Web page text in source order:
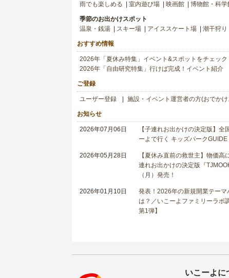
雨でも楽しめる
室内遊び場 映画館 博物館・科学
季節のお出かけスポット
温泉・銭湯
スキー場 アイススケート場 潮干狩り
おすすめ情報
2026年「夏休み特集」イベント&スポットをチェック
2026年「自由研究特集」行けば完成！イベント紹介
ご登録
ユーザー登録 施設・イベント運営者の方(おでか
お知らせ
2026年07月06日
【子連れお出かけの決定版】
ーよで行く キッズパーク
2026年05月28日
【夏休み直前の救世主】物価
連れお出かけの決定版『
（月）発売！
2026年01月10日
発表！2026年の新規開業テー
は？／いこーよファミリーラボ
第1弾】
いこーよに